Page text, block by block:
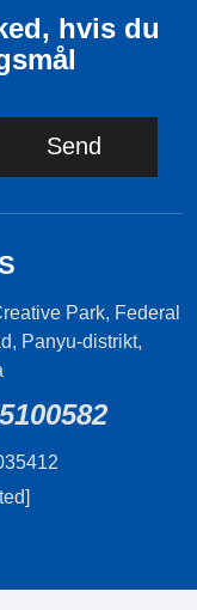
hvis du
Send
Park, Federal
Panyu-distrikt,